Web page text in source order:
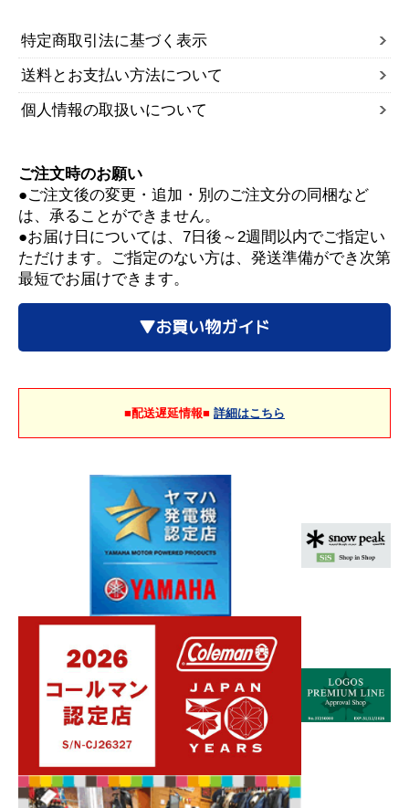
特定商取引法に基づく表示
送料とお支払い方法について
個人情報の取扱いについて
ご注文時のお願い
●ご注文後の変更・追加・別のご注文分の同梱など
は、承ることができません。
●お届け日については、7日後～2週間以内でご指定い
ただけます。ご指定のない方は、発送準備ができ次第
最短でお届けできます。
▼お買い物ガイド
■配送遅延情報■ 詳細はこちら